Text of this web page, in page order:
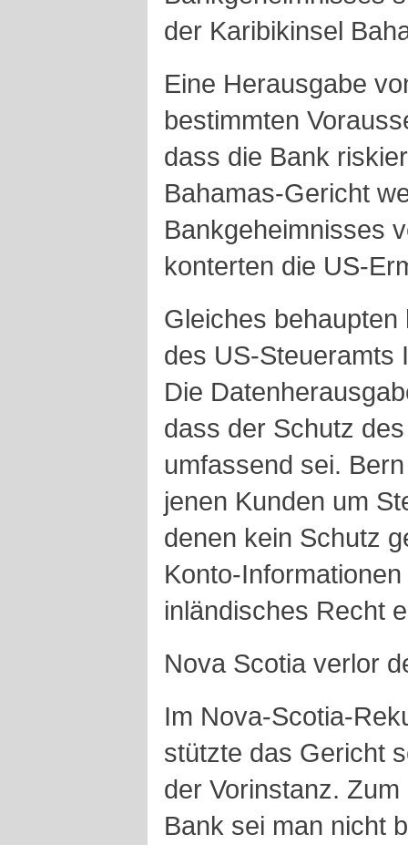
der Karibikinsel
Eine Herausgabe
bestimmten
dass die Bank
Bahamas-Gericht
Bankgeheimnisses
konterten die US-
Gleiches
des US-Steueramts
Die
dass der Schutz
umfassend sei.
jenen Kunden um
denen kein Schutz
Konto-
inländisches Recht
Nova Scotia verlor
Im Nova-Scotia-
stützte das Gericht
der Vorinstanz.
Bank sei man nicht